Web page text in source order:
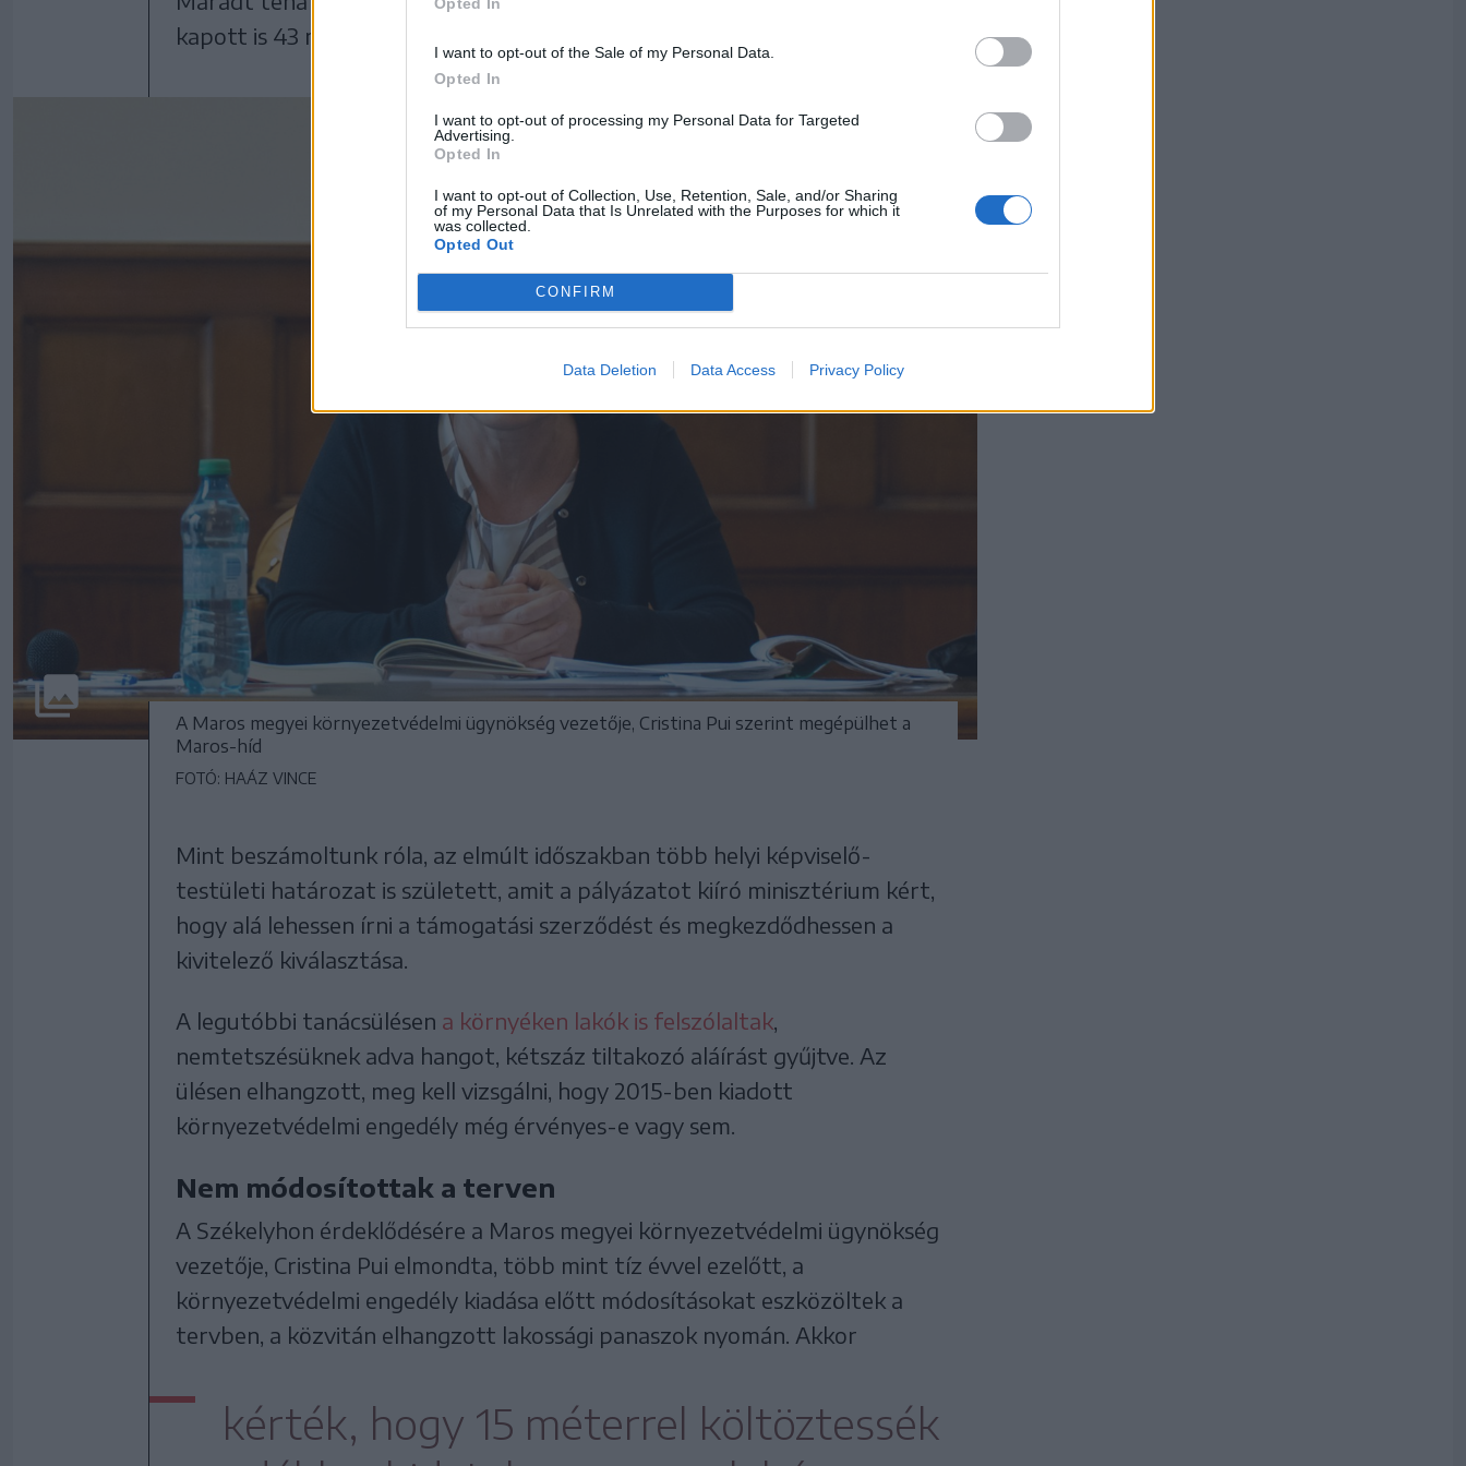
I want to opt-out of the Sale of my Personal Data.
Opted In
I want to opt-out of processing my Personal Data for Targeted
Advertising.
Opted In
I want to opt-out of Collection, Use, Retention, Sale, and/or Sharing
of my Personal Data that Is Unrelated with the Purposes for which it
was collected.
Opted Out
CONFIRM
Data Deletion Data Access Privacy Policy
kapott is 43 millió lejt az Anghel Saligny-programon keresztül.
A Maros megyei környezetvédelmi ügynökség vezetője, Cristina Pui szerint megépülhet a
Maros-híd
FOTÓ: HAÁZ VINCE
Mint beszámoltunk róla, az elmúlt időszakban több helyi képviselő-
testületi határozat is született, amit a pályázatot kiíró minisztérium kért,
hogy alá lehessen írni a támogatási szerződést és megkezdődhessen a
kivitelező kiválasztása.
A legutóbbi tanácsülésen a környéken lakók is felszólaltak,
nemtetszésüknek adva hangot, kétszáz tiltakozó aláírást gyűjtve. Az
ülésen elhangzott, meg kell vizsgálni, hogy 2015-ben kiadott
környezetvédelmi engedély még érvényes-e vagy sem.
Nem módosítottak a terven
A Székelyhon érdeklődésére a Maros megyei környezetvédelmi ügynökség
vezetője, Cristina Pui elmondta, több mint tíz évvel ezelőtt, a
környezetvédelmi engedély kiadása előtt módosításokat eszközöltek a
tervben, a közvitán elhangzott lakossági panaszok nyomán. Akkor
kérték, hogy 15 méterrel költöztessék